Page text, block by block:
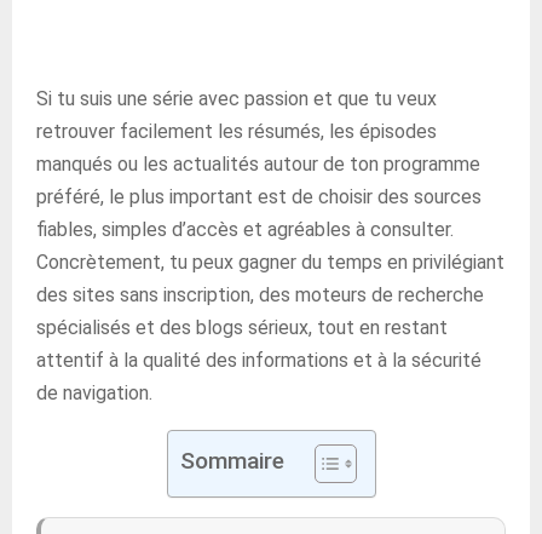
Si tu suis une série avec passion et que tu veux
retrouver facilement les résumés, les épisodes
manqués ou les actualités autour de ton programme
préféré, le plus important est de choisir des sources
fiables, simples d’accès et agréables à consulter.
Concrètement, tu peux gagner du temps en privilégiant
des sites sans inscription, des moteurs de recherche
spécialisés et des blogs sérieux, tout en restant
attentif à la qualité des informations et à la sécurité
de navigation.
Sommaire